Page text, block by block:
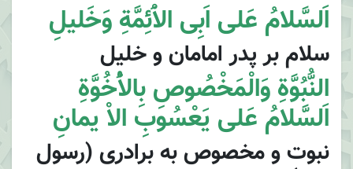
اَلسَّلامُ عَلى اَبِى الاَْئِمَّةِ وَخَليلِ
سلام بر پدر امامان و خليل
النُّبُوَّةِ وَالْمَخْصُوصِ بِالاُْخُوَّةِ
اَلسَّلامُ عَلى يَعْسُوبِ الاْ يمانِ
نبوت و مخصوص به برادرى (رسول